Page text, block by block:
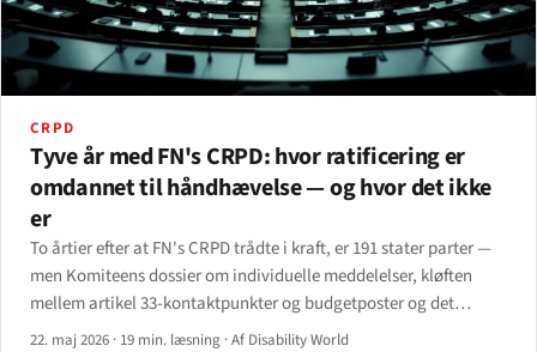
CRPD
Tyve år med FN's CRPD: hvor ratificering er
omdannet til håndhævelse — og hvor det ikke
er
To årtier efter at FN's CRPD trådte i kraft, er 191 stater parter —
men Komiteens dossier om individuelle meddelelser, kløften
mellem artikel 33-kontaktpunkter og budgetposter og det
uensartede billede af valgfri protokols uptake fortæller en ujævn
22. maj 2026 · 19 min. læsning ·Af Disability World